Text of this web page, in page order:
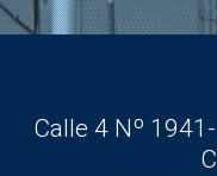
Calle 4 Nº